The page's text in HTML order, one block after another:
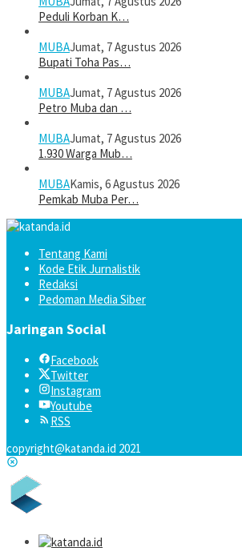
Peduli Korban K…
MUBAJumat, 7 Agustus 2026
Bupati Toha Pas…
MUBAJumat, 7 Agustus 2026
Petro Muba dan …
MUBAJumat, 7 Agustus 2026
1.930 Warga Mub…
MUBAKamis, 6 Agustus 2026
Pemkab Muba Per…
Tentang Kami
Kode Etik Jurnalistik
Redaksi
Pedoman Media Siber
Jaringan Social
Facebook
Twitter
Instagram
Youtube
RSS
copyright@katanda.id 2021